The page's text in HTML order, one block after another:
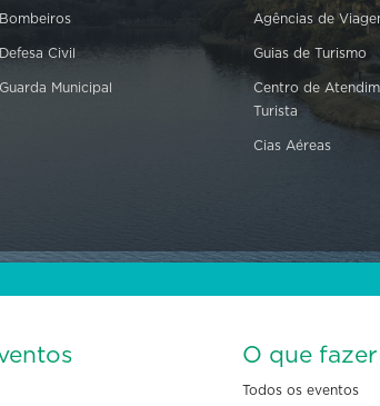
Bombeiros
Defesa Civil
Guarda Municipal
Agências de
Guias de Turismo
Centro de
Turista
Cias Aéreas
O que fazer
Todos os eventos